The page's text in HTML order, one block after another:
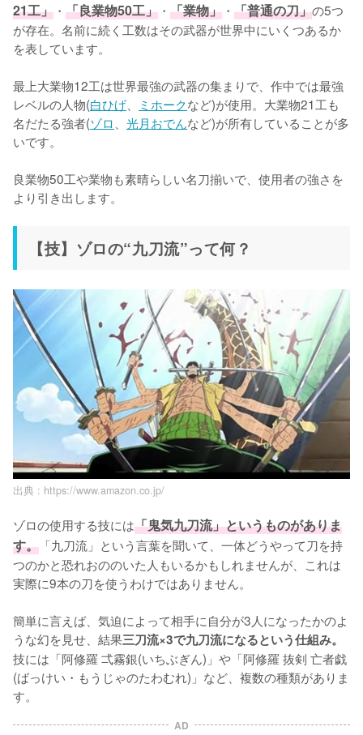
21工」 ・ 「良業物50工」 ・ 「業物」 ・ 「普通の刀」の5つ
が存在。名前に続く工数はその武器が世界中にいくつあるか
を表しています。
最上大業物12工は世界最強の武器の集まりで、作中では最強
レベルの人物(白ひげ ミホークなど)が使用。大業物21工も
名だたる強者(ゾロ 光月おでんなど)が所有していることが多
いです。
良業物50工や業物も素晴らしい名刀揃いで、使用者の強さを
より引き出します。
【技】ゾロの“九刀流”って何？
出典 : https://www.amazon.co.jp/
ゾロの使用する技には「鬼気九刀流」というものがありま
す。 「九刀流」という言葉を聞いて、一体どうやって刀を持
つのかと恐れおののいた人もいるかもしれませんが、これは
実際に9本の刀を使うわけではありません。
簡単に言えば、気迫によって相手に自分が3人になったかのよ
うな幻を見せ、結果三刀流×3で九刀流になるという仕組み。
技には「阿修羅 弌霧銀(いちぶぎん)」や「阿修羅 抜剣 亡者戯
(ばっけい・もうじゃのたわむれ)」など、複数の種類がありま
す。
AD